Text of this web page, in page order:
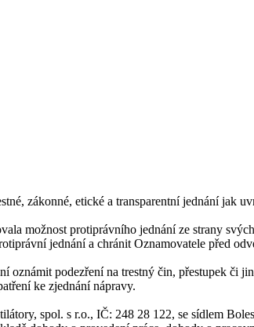
zákonné, etické a transparentní jednání jak
možnost protiprávního jednání ze strany
jednání a chránit Oznamovatele před
podezření na trestný čin, přestupek či
ke zjednání nápravy.
spol. s r.o., IČ: 248 28 122, se sídlem